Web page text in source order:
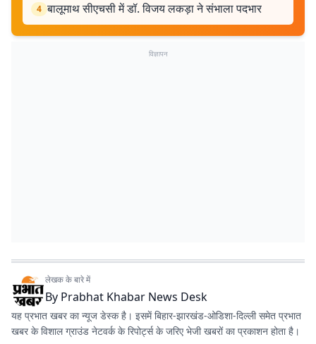
4 बालूमाथ सीएचसी में डॉ. विजय लकड़ा ने संभाला पदभार
विज्ञापन
लेखक के बारे में
By Prabhat Khabar News Desk
यह प्रभात खबर का न्यूज डेस्क है। इसमें बिहार-झारखंड-ओडिशा-दिल्‍ली समेत प्रभात
खबर के विशाल ग्राउंड नेटवर्क के रिपोर्ट्स के जरिए भेजी खबरों का प्रकाशन होता है।